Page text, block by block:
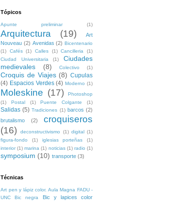
Tópicos
Apunte preliminar (1)
Arquitectura (19)
Art
Nouveau (2) Avenidas (2) Bicentenario
(1)
Cafés (1) Calles (1) Cancilleria
(1)
Ciudad Universitaria
(1)
Ciudades
medievales
(8) Colectivo (1)
Croquis de Viajes (8) Cupulas
(4) Espacios Verdes (4) Moderno (1)
Moleskine (17)
Photoshop
(1)
Postal (1) Puente Colgante (1)
Salidas (5) Tradiciones (1) barcos (2)
brutalismo
(2)
croquiseros
(16)
deconstructivismo (1) digital
(1)
figura-fondo
(1) iglesias porteñas
(1)
interior (1) marina (1) noticias (1) radio (1)
symposium (10) transporte (3)
Técnicas
Art pen y lápiz color. Aula Magna FADU -
UNC
Bic negra Bic y lapices color